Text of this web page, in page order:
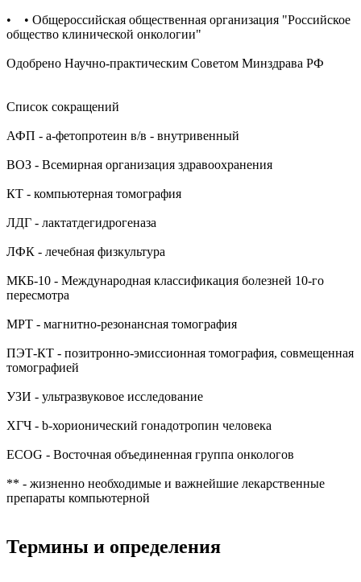
• • Общероссийская общественная организация "Российское
общество клинической онкологии"
Одобрено Научно-практическим Советом Минздрава РФ
Список сокращений
АФП - а-фетопротеин в/в - внутривенный
ВОЗ - Всемирная организация здравоохранения
КТ - компьютерная томография
ЛДГ - лактатдегидрогеназа
ЛФК - лечебная физкультура
МКБ-10 - Международная классификация болезней 10-го
пересмотра
МРТ - магнитно-резонансная томография
ПЭТ-КТ - позитронно-эмиссионная томография, совмещенная
томографией
УЗИ - ультразвуковое исследование
ХГЧ - b-хорионический гонадотропин человека
ECOG - Восточная объединенная группа онкологов
** - жизненно необходимые и важнейшие лекарственные
препараты компьютерной
Термины и определения